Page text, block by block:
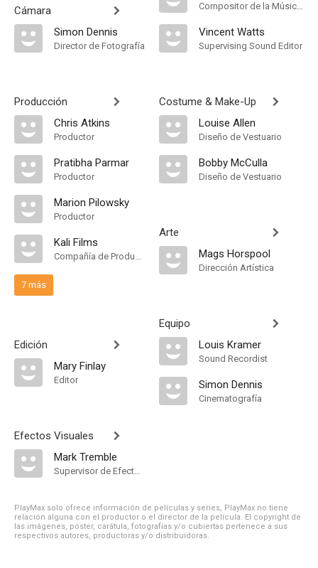
Cámara
Simon Dennis
Director de Fotografía
Producción
Chris Atkins
Productor
Pratibha Parmar
Productor
Marion Pilowsky
Productor
Kali Films
Compañía de Produccion
7 más
Edición
Mary Finlay
Editor
Efectos Visuales
Mark Tremble
Supervisor de Efectos Visuales
Compositor de la Música Original
Vincent Watts
Supervising Sound Editor
Costume & Make-Up
Louise Allen
Diseño de Vestuario
Bobby McCulla
Diseño de Vestuario
Arte
Mags Horspool
Dirección Artística
Equipo
Louis Kramer
Sound Recordist
Simon Dennis
Cinematografía
PlayMax solo ofrece información de películas y series, PlayMax no tiene
relación alguna con el productor o el director de la película. El copyright de
las imágenes, póster, carátula, fotografías y/o cubiertas pertenece a sus
respectivos autores, productoras y/o distribuidoras.